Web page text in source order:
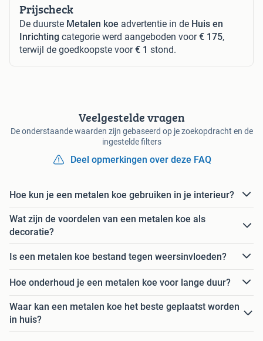
Prijscheck
De duurste Metalen koe advertentie in de Huis en
Inrichting categorie werd aangeboden voor€ 175,
terwijl de goedkoopste voor€ 1 stond.
Veelgestelde vragen
De onderstaande waarden zijn gebaseerd op je zoekopdracht en de
ingestelde filters
Deel opmerkingen over deze FAQ
Hoe kun je een metalen koe gebruiken in je interieur?
Wat zijn de voordelen van een metalen koe als
decoratie?
Is een metalen koe bestand tegen weersinvloeden?
Hoe onderhoud je een metalen koe voor lange duur?
Waar kan een metalen koe het beste geplaatst worden
in huis?